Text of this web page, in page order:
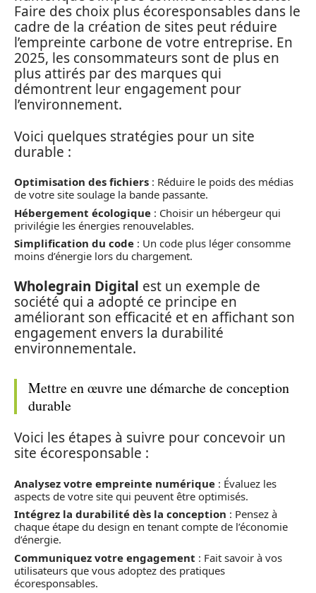
Faire des choix plus écoresponsables dans le
cadre de la création de sites peut réduire
l’empreinte carbone de votre entreprise. En
2025, les consommateurs sont de plus en
plus attirés par des marques qui
démontrent leur engagement pour
l’environnement.
Voici quelques stratégies pour un site
durable :
Optimisation des fichiers : Réduire le poids des médias
de votre site soulage la bande passante.
Hébergement écologique : Choisir un hébergeur qui
privilégie les énergies renouvelables.
Simplification du code : Un code plus léger consomme
moins d’énergie lors du chargement.
Wholegrain Digital est un exemple de
société qui a adopté ce principe en
améliorant son efficacité et en affichant son
engagement envers la durabilité
environnementale.
Mettre en œuvre une démarche de conception
durable
Voici les étapes à suivre pour concevoir un
site écoresponsable :
Analysez votre empreinte numérique : Évaluez les
aspects de votre site qui peuvent être optimisés.
Intégrez la durabilité dès la conception : Pensez à
chaque étape du design en tenant compte de l’économie
d’énergie.
Communiquez votre engagement : Fait savoir à vos
utilisateurs que vous adoptez des pratiques
écoresponsables.